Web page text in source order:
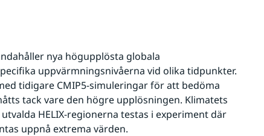
nya högupplösta globala
uppvärmningsnivåerna vid olika tidpunkter.
tidigare CMIP5-simuleringar för att bedöma
tack vare den högre upplösningen. Klimatets
HELIX-regionerna testas i experiment där
uppnå extrema värden.